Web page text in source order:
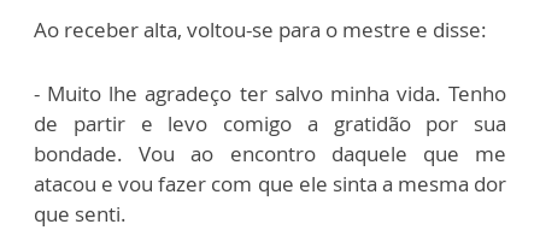
Ao receber alta, voltou-se para o mestre e disse:
- Muito lhe agradeço ter salvo minha vida. Tenho
de partir e levo comigo a gratidão por sua
bondade. Vou ao encontro daquele que me
atacou e vou fazer com que ele sinta a mesma dor
que senti.